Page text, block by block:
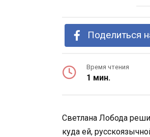
Поделиться
Время чтения
1 мин.
Светлана Лобода
куда ей,